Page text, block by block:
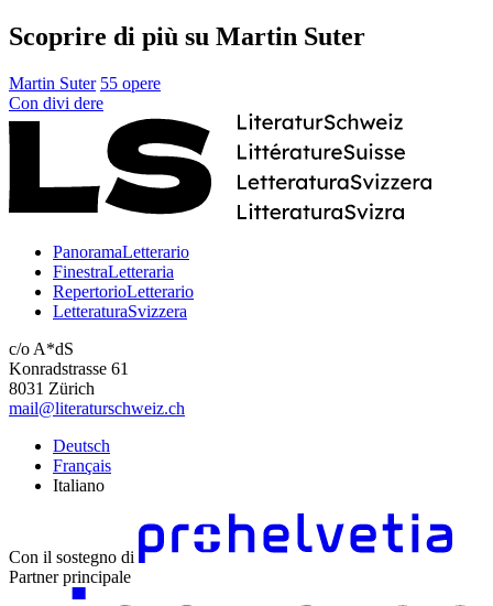
Scoprire di più su Martin Suter
Martin Suter 55 opere
Con divi dere
PanoramaLetterario
FinestraLetteraria
RepertorioLetterario
LetteraturaSvizzera
c/o A*dS
Konradstrasse 61
8031 Zürich
mail@literaturschweiz.ch
Deutsch
Français
Italiano
Con il sostegno di
Partner principale